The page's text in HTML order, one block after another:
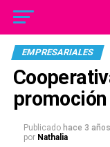
EMPRESARIALES
Publicado hace 3 años
por Nathalia